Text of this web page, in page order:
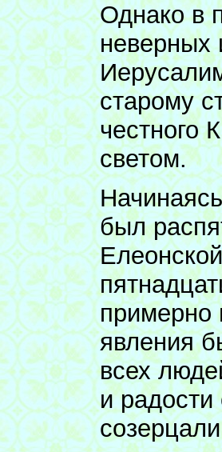
Однако в
неверных
старому
честного
светом.
был
примерно
явления
всех
и радости